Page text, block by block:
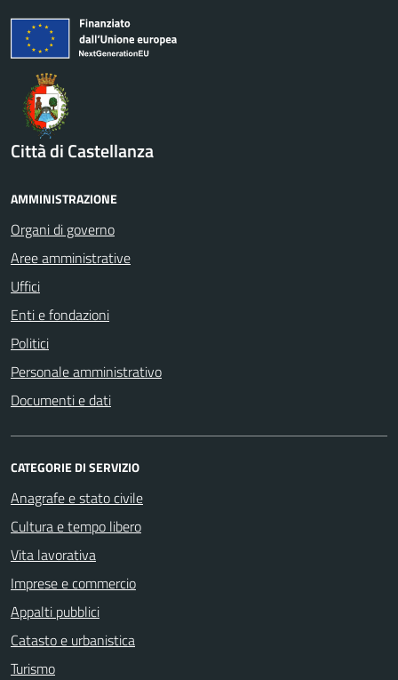
Città di Castellanza
AMMINISTRAZIONE
Organi di governo
Aree amministrative
Uffici
Enti e fondazioni
Politici
Personale amministrativo
Documenti e dati
CATEGORIE DI SERVIZIO
Anagrafe e stato civile
Cultura e tempo libero
Vita lavorativa
Imprese e commercio
Appalti pubblici
Catasto e urbanistica
Turismo